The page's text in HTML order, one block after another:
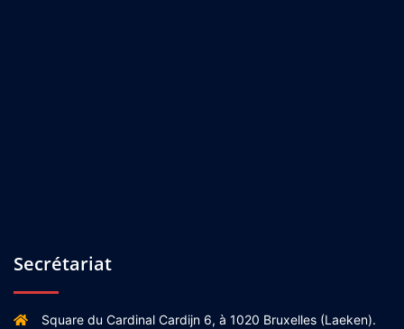
Secrétariat
Square du Cardinal Cardijn 6, à 1020 Bruxelles (Laeken).